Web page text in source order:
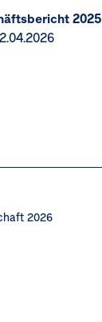
2025
2026